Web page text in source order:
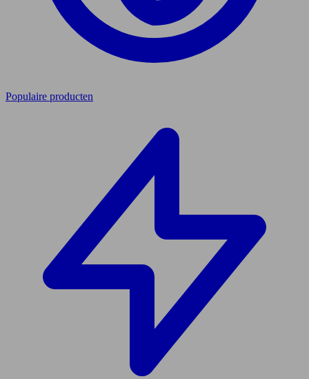
Populaire producten